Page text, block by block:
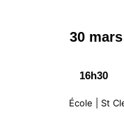
30
16h30
École | St